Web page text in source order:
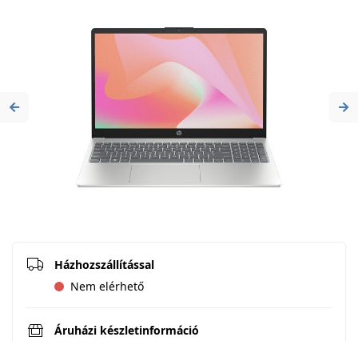
Previous
Házhozszállítással
Nem elérhető
Áruházi készletinformáció